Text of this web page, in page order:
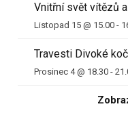
Vnitřní svět vítězů
Listopad 15 @ 15.00 -
Travesti Divoké
Prosinec 4 @ 18.30 -